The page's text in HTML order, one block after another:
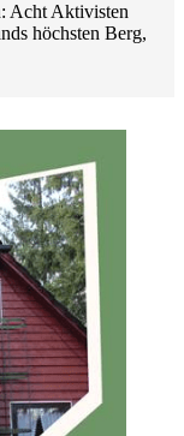
Acht Aktivisten
höchsten Berg,